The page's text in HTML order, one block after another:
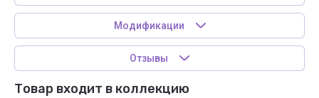
Модификации
Отзывы
Товар входит в коллекцию